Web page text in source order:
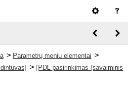
> Parametrų meniu elementai >
> [PDL pasirinkimas (savaiminis